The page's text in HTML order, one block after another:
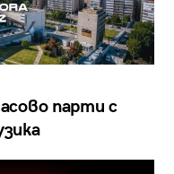
парти с